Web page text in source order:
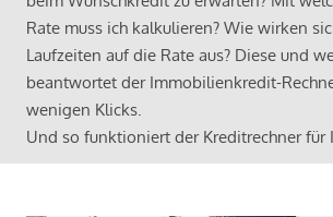
Rate muss ich kalkulieren? Wie wirken
Laufzeiten auf die Rate aus? Diese und
beantwortet der Immobilienkredit-
wenigen Klicks.
Und so funktioniert der Kreditrechner für